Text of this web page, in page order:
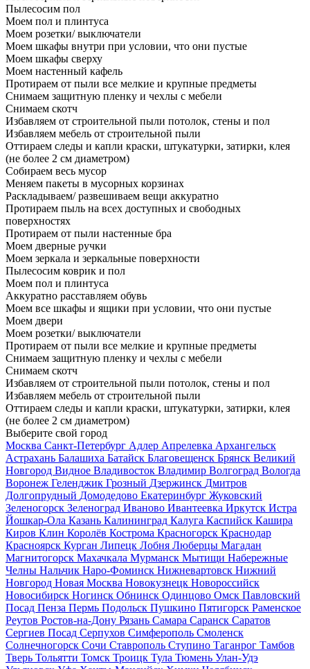
Пылесосим пол
Моем пол и плинтуса
Моем розетки/ выключатели
Моем шкафы внутри при условии, что они пустые
Моем шкафы сверху
Моем настенный кафель
Протираем от пыли все мелкие и крупные предметы
Снимаем защитную пленку и чехлы с мебели
Снимаем скотч
Избавляем от строительной пыли потолок, стены и пол
Избавляем мебель от строительной пыли
Оттираем следы и капли краски, штукатурки, затирки, клея
(не более 2 см диаметром)
Собираем весь мусор
Меняем пакеты в мусорных корзинах
Раскладываем/ развешиваем вещи аккуратно
Протираем пыль на всех доступных и свободных
поверхностях
Протираем от пыли настенные бра
Моем дверные ручки
Моем зеркала и зеркальные поверхности
Пылесосим коврик и пол
Моем пол и плинтуса
Аккуратно расставляем обувь
Моем все шкафы и ящики при условии, что они пустые
Моем двери
Моем розетки/ выключатели
Протираем от пыли все мелкие и крупные предметы
Снимаем защитную пленку и чехлы с мебели
Снимаем скотч
Избавляем от строительной пыли потолок, стены и пол
Избавляем мебель от строительной пыли
Оттираем следы и капли краски, штукатурки, затирки, клея
(не более 2 см диаметром)
Выберите свой город
Москва Санкт-Петербург Адлер Апрелевка Архангельск
Астрахань Балашиха Батайск Благовещенск Брянск Великий
Новгород Видное Владивосток Владимир Волгоград Вологда
Воронеж Геленджик Грозный Дзержинск Дмитров
Долгопрудный Домодедово Екатеринбург Жуковский
Зеленогорск Зеленоград Иваново Ивантеевка Иркутск Истра
Йошкар-Ола Казань Калининград Калуга Каспийск Кашира
Киров Клин Королёв Кострома Красногорск Краснодар
Красноярск Курган Липецк Лобня Люберцы Магадан
Магнитогорск Махачкала Мурманск Мытищи Набережные
Челны Нальчик Наро-Фоминск Нижневартовск Нижний
Новгород Новая Москва Новокузнецк Новороссийск
Новосибирск Ногинск Обнинск Одинцово Омск Павловский
Посад Пенза Пермь Подольск Пушкино Пятигорск Раменское
Реутов Ростов-на-Дону Рязань Самара Саранск Саратов
Сергиев Посад Серпухов Симферополь Смоленск
Солнечногорск Сочи Ставрополь Ступино Таганрог Тамбов
Тверь Тольятти Томск Троицк Тула Тюмень Улан-Удэ